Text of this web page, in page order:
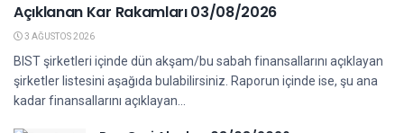
Açıklanan Kar Rakamları 03/08/2026
3 AĞUSTOS 2026
BIST şirketleri içinde dün akşam/bu sabah finansallarını açıklayan
şirketler listesini aşağıda bulabilirsiniz. Raporun içinde ise, şu ana
kadar finansallarını açıklayan...